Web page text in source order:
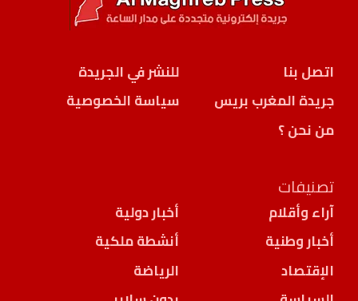
اتصل بنا
للنشر في الجريدة
جريدة المغرب بريس
سياسة الخصوصية
من نحن ؟
تصنيفات
آراء وأقلام
أخبار دولية
أخبار وطنية
أنشطة ملكية
الإقتصاد
الرياضة